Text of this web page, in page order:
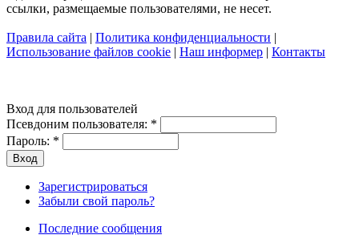
ссылки, размещаемые пользователями, не несет.
Правила сайта | Политика конфиденциальности |
Использование файлов cookie | Наш информер | Контакты
Вход для пользователей
Псевдоним пользователя: *
Пароль: *
Зарегистрироваться
Забыли свой пароль?
Последние сообщения